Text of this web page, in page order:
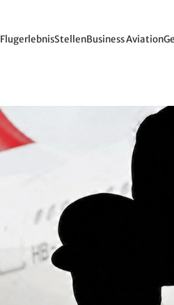
FlugerlebnisStellenBusiness Aviation